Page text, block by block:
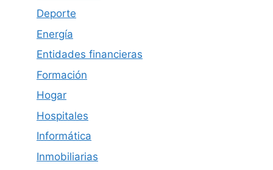
Deporte
Energía
Entidades financieras
Formación
Hogar
Hospitales
Informática
Inmobiliarias